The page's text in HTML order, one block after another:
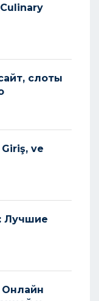
слоты
ve
Лучшие
Онлайн